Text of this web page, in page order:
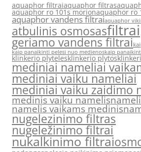
aquaphor filtraiaquaphor filtras
aquaphor ro 101s morionaquaphor ro
aquaphor vandens filtraiaquaphor
atbulinis osmosasfiltrai
geriamo vandens filtrai
kaip panaikinti pelesi nuo medienoskaip
klinkerio plytelesklinkerio plytos
mediniai nameliai
mediniai vaiku nameliai
mediniai vaiku zaidimo
medinis vaiku namelis
namelis vaikams medinis
nugelezinimo filtras
nugeležinimo filtrai
nukalkinimo filtrai